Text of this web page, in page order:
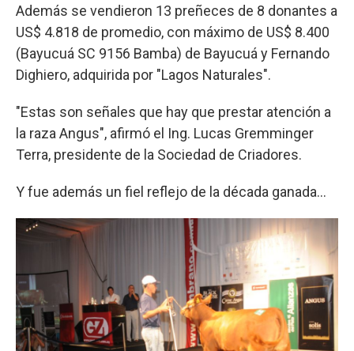
Además se vendieron 13 preñeces de 8 donantes a
US$ 4.818 de promedio, con máximo de US$ 8.400
(Bayucuá SC 9156 Bamba) de Bayucuá y Fernando
Dighiero, adquirida por "Lagos Naturales".
"Estas son señales que hay que prestar atención a
la raza Angus", afirmó el Ing. Lucas Gremminger
Terra, presidente de la Sociedad de Criadores.
Y fue además un fiel reflejo de la década ganada...